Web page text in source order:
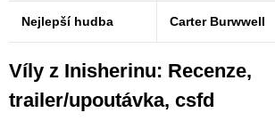
Nejlepší hudba Carter Burwwell
Víly z Inisherinu: Recenze,
trailer/upoutávka, csfd